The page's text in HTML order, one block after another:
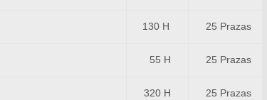
130 H 25 Prazas
55 H 25 Prazas
320 H 25 Prazas